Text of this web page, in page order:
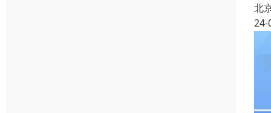
北
24-